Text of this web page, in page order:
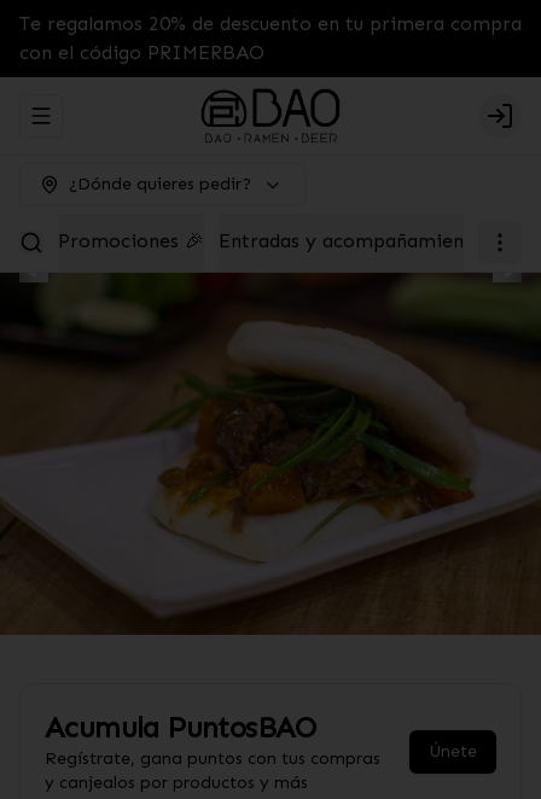
Te regalamos 20% de descuento en tu primera compra
con el código PRIMERBAO
Abrir menu de navegación
¿Dónde quieres pedir?
Promociones 🎉 Entradas y acompañamientos
Acumula PuntosBAO
Regístrate, gana puntos con tus compras
y canjealos por productos y más
Únete